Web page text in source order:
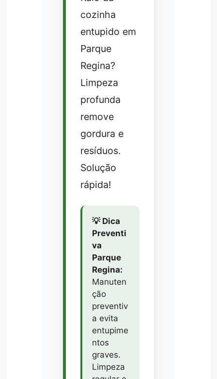
cozinha
entupido em
Parque
Regina?
Limpeza
profunda
remove
gordura e
resíduos.
Solução
rápida!
💡 Dica
Preventi
va
Parque
Regina:
Manuten
ção
preventiv
a evita
entupime
ntos
graves.
Limpeza